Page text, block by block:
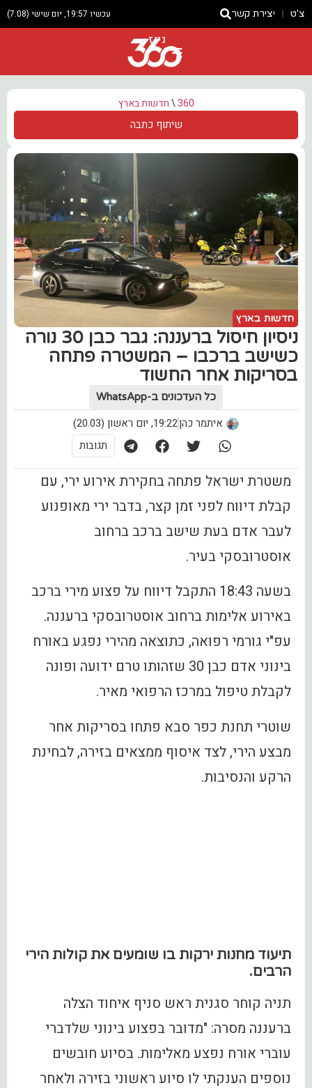
צ'ט יצירת קשר עכשיו 19:57, יום שישי (7.08)
ניוז
360
\חדשות בארץ
שיתוף כתבה
חדשות בארץ
ניסיון חיסול ברעננה: גבר כבן 30 נורה
כשישב ברכבו – המשטרה פתחה
בסריקות אחר החשוד
כל העדכונים ב-WhatsApp
איתמר כהן19:22, יום ראשון (20.03)
תגובות
משטרת ישראל פתחה בחקירת אירוע ירי, עם
קבלת דיווח לפני זמן קצר, בדבר ירי מאופנוע
לעבר אדם בעת שישב ברכב ברחוב
אוסטרובסקי בעיר.
בשעה 18:43 התקבל דיווח על פצוע מירי ברכב
באירוע אלימות ברחוב אוסטרובסקי ברעננה.
עפ"י גורמי רפואה, כתוצאה מהירי נפגע באורח
בינוני אדם כבן 30 שזהותו טרם ידועה ופונה
לקבלת טיפול במרכז הרפואי מאיר.
שוטרי תחנת כפר סבא פתחו בסריקות אחר
מבצע הירי, לצד איסוף ממצאים בזירה, לבחינת
הרקע והנסיבות.
תיעוד מחנות ירקות בו שומעים את קולות הירי
הרבים.
תניה קוחר סגנית ראש סניף איחוד הצלה
ברעננה מסרה: "מדובר בפצוע בינוני שלדברי
עוברי אורח נפצע מאלימות. בסיוע חובשים
נוספים הענקתי לו סיוע ראשוני בזירה ולאחר